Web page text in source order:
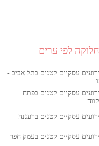
לפי ערים
עסקיים קטנים בתל אביב -
עסקיים קטנים בפתח
עסקיים קטנים ברעננה
עסקיים קטנים בעמק חפר